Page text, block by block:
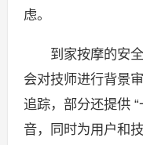
虑。
到家按摩的安全
会对技师进行背景
追踪，部分还提供
音，同时为用户和